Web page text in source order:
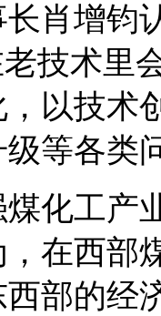
肖增钧
老技术里
以技术
级等各类
化工产
在西部
部的经